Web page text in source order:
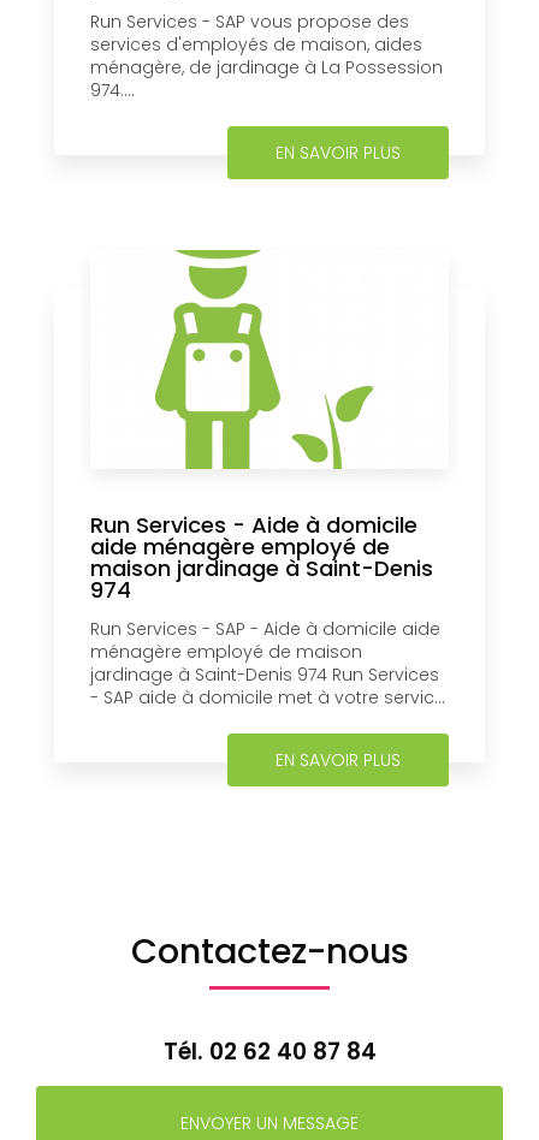
Run Services - SAP vous propose des
services d'employés de maison, aides
ménagère, de jardinage à La Possession
974....
EN SAVOIR PLUS
Run Services - Aide à domicile
aide ménagère employé de
maison jardinage à Saint-Denis
974
Run Services - SAP - Aide à domicile aide
ménagère employé de maison
jardinage à Saint-Denis 974 Run Services
- SAP aide à domicile met à votre servic...
EN SAVOIR PLUS
Contactez-nous
Tél. 02 62 40 87 84
ENVOYER UN MESSAGE